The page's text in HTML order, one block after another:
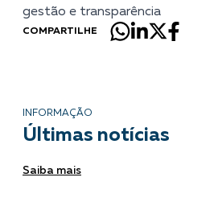
gestão e transparência
COMPARTILHE
INFORMAÇÃO
Últimas notícias
Saiba mais